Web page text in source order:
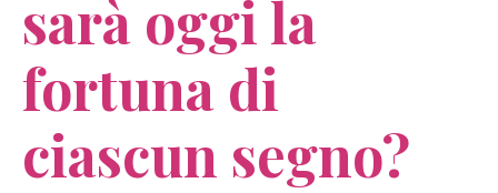
sarà oggi la
fortuna di
ciascun segno?